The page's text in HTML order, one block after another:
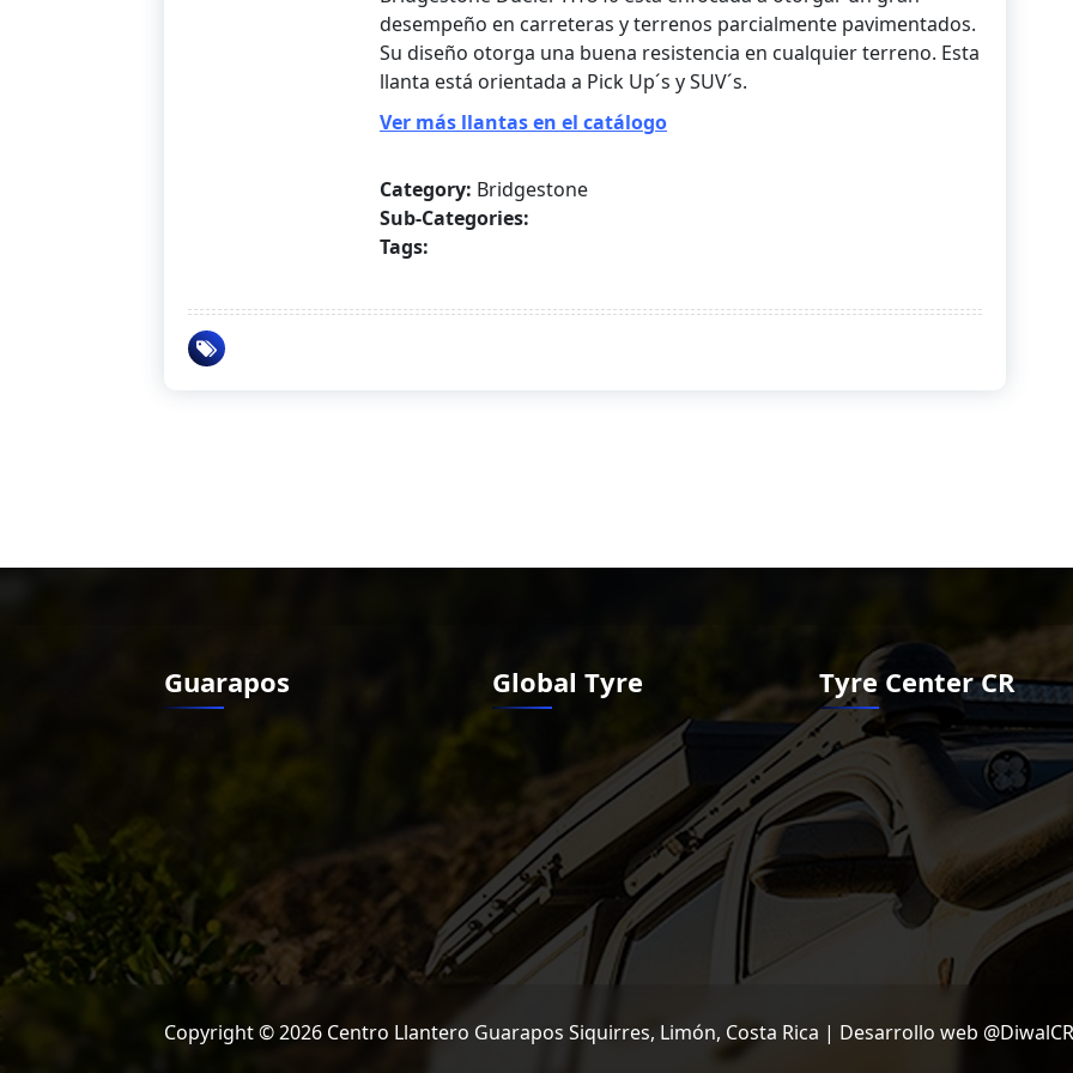
desempeño en carreteras y terrenos parcialmente pavimentados.
Su diseño otorga una buena resistencia en cualquier terreno. Esta
llanta está orientada a Pick Up´s y SUV´s.
Ver más llantas en el catálogo
Category: Bridgestone
Sub-Categories:
Tags:
Guarapos Global Tyre Tyre Center CR
Copyright © 2026 Centro Llantero Guarapos Siquirres, Limón, Costa Rica | Desarrollo web @DiwalCR